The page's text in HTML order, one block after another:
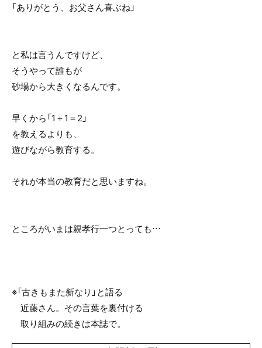
「ありがとう、お父さん喜ぶね」
と私は言うんですけど、
そうやって誰もが
砂場から大きくなるんです。
早くから「1＋1＝2」
を教えるよりも、
遊びながら教育する。
それが本当の教育だと思いますね。
ところがいまは親孝行一つとっても…
※「古きもまた新なり」と語る
近藤さん。その言葉を裏付ける
取り組みの続きは本誌で。